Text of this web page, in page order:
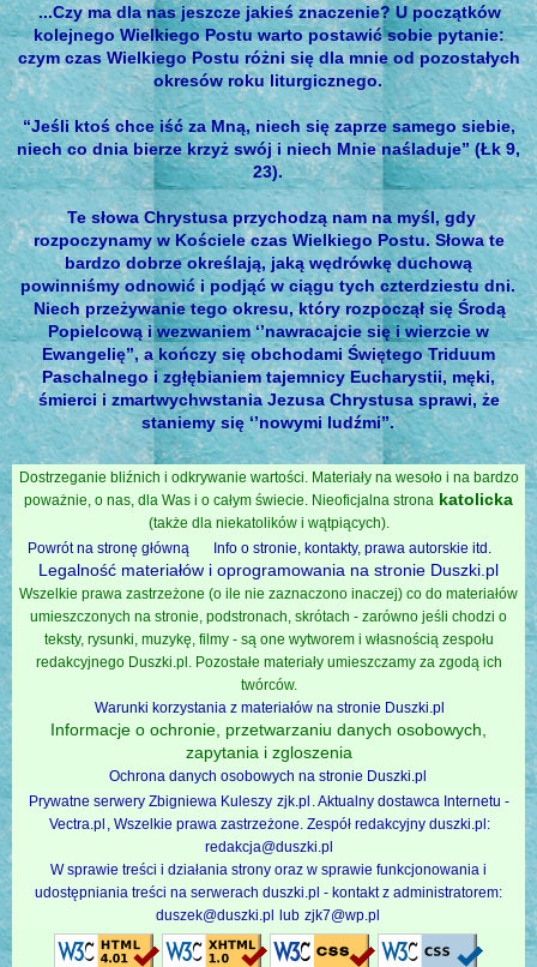
...Czy ma dla nas jeszcze jakieś znaczenie? U początków
kolejnego Wielkiego Postu warto postawić sobie pytanie:
czym czas Wielkiego Postu różni się dla mnie od pozostałych
okresów roku liturgicznego.
“Jeśli ktoś chce iść za Mną, niech się zaprze samego siebie,
niech co dnia bierze krzyż swój i niech Mnie naśladuje” (Łk 9,
23).
Te słowa Chrystusa przychodzą nam na myśl, gdy
rozpoczynamy w Kościele czas Wielkiego Postu. Słowa te
bardzo dobrze określają, jaką wędrówkę duchową
powinniśmy odnowić i podjąć w ciągu tych czterdziestu dni.
Niech przeżywanie tego okresu, który rozpoczął się Środą
Popielcową i wezwaniem ‘’nawracajcie się i wierzcie w
Ewangelię’’, a kończy się obchodami Świętego Triduum
Paschalnego i zgłębianiem tajemnicy Eucharystii, męki,
śmierci i zmartwychwstania Jezusa Chrystusa sprawi, że
staniemy się ‘’nowymi ludźmi’’.
Dostrzeganie bliźnich i odkrywanie wartości. Materiały na wesoło i na bardzo
poważnie, o nas, dla Was i o całym świecie. Nieoficjalna strona katolicka
(także dla niekatolików i wątpiących).
Powrót na stronę główną
Info o stronie, kontakty, prawa autorskie itd.
Legalność materiałów i oprogramowania na stronie Duszki.pl
Wszelkie prawa zastrzeżone (o ile nie zaznaczono inaczej) co do materiałów
umieszczonych na stronie, podstronach, skrótach - zarówno jeśli chodzi o
teksty, rysunki, muzykę, filmy - są one wytworem i własnością zespołu
redakcyjnego Duszki.pl. Pozostałe materiały umieszczamy za zgodą ich
twórców.
Warunki korzystania z materiałów na stronie Duszki.pl
Informacje o ochronie, przetwarzaniu danych osobowych,
zapytania i zgloszenia
Ochrona danych osobowych na stronie Duszki.pl
Prywatne serwery Zbigniewa Kuleszy zjk.pl . Aktualny dostawca Internetu -
Vectra.pl , Wszelkie prawa zastrzeżone. Zespół redakcyjny duszki.pl:
redakcja@duszki.pl
W sprawie treści i działania strony oraz w sprawie funkcjonowania i
udostępniania treści na serwerach duszki.pl - kontakt z administratorem:
duszek@duszki.pl lub zjk7@wp.pl